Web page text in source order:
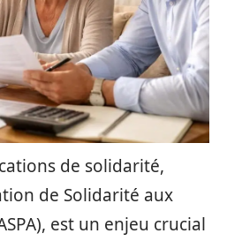
de solidarité,
de Solidarité aux
est un enjeu crucial